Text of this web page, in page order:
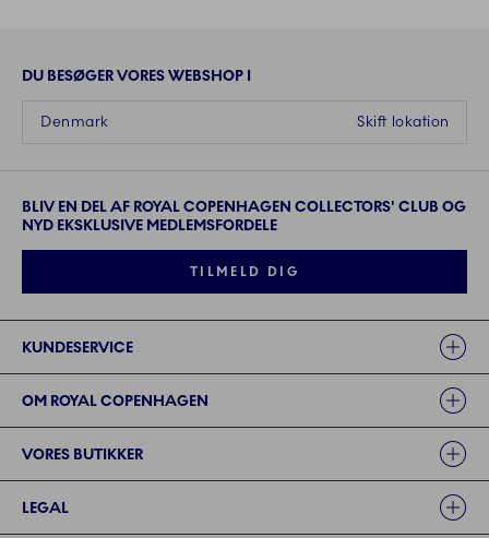
DU BESØGER VORES WEBSHOP I
Skift lokation
Denmark
BLIV EN DEL AF ROYAL COPENHAGEN COLLECTORS' CLUB OG
NYD EKSKLUSIVE MEDLEMSFORDELE
TILMELD DIG
KUNDESERVICE
OM ROYAL COPENHAGEN
VORES BUTIKKER
LEGAL